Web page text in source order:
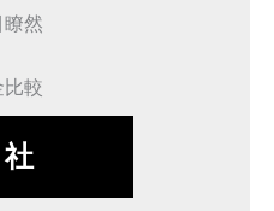
瞭然
較
社